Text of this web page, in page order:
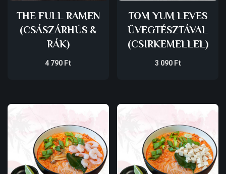
THE FULL RAMEN
(CSÁSZÁRHÚS &
RÁK)
4 790Ft
TOM YUM LEVES
ÜVEGTÉSZTÁVAL
(CSIRKEMELLEL)
3 090Ft